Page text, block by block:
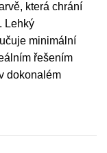
která chrání
Lehký
minimální
řešením
dokonalém